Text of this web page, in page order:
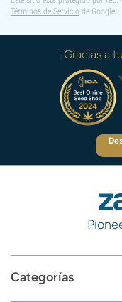
Términos de Servicio de Google.
¡Gracias a
Categorías